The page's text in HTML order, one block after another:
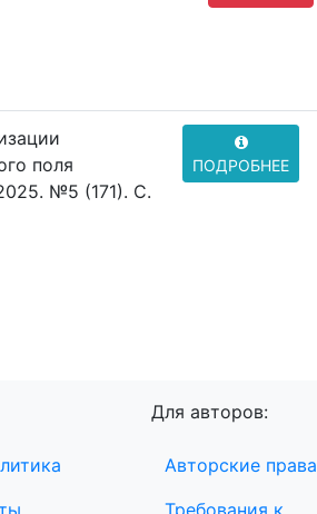
поля
№5 (171). C.
ПОДРОБНЕЕ
Для авторов:
Авторские права